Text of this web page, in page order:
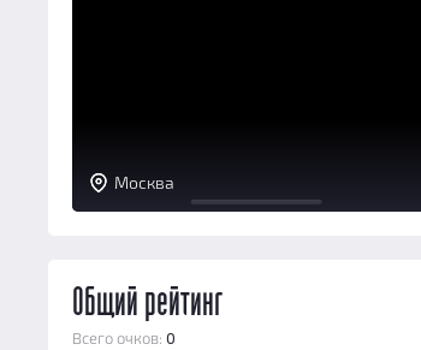
Москва
Общий рейтинг
Всего очков: 0